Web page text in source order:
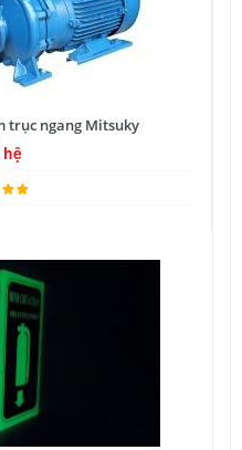
trục ngang Mitsuky